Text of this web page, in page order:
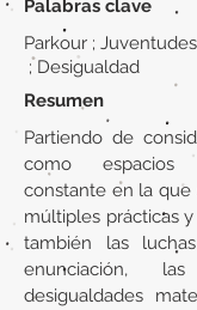
Palabras clave
Parkour ;
; Desigualdad
Resumen
Partiendo de
como espacios
constante en la
múltiples prácticas
también las
enunciación,
desigualdades